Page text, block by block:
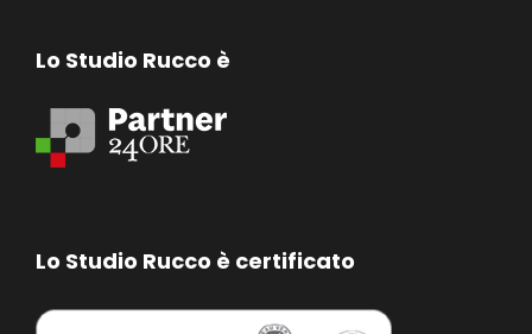
Lo Studio Rucco è
Lo Studio Rucco è certificato